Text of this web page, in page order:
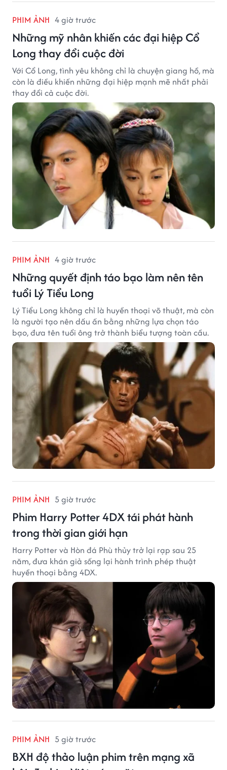
PHIM ẢNH 4 giờ trước
Những mỹ nhân khiến các đại hiệp Cổ
Long thay đổi cuộc đời
Với Cổ Long, tình yêu không chỉ là chuyện giang hồ, mà
còn là điều khiến những đại hiệp mạnh mẽ nhất phải
thay đổi cả cuộc đời.
PHIM ẢNH 4 giờ trước
Những quyết định táo bạo làm nên tên
tuổi Lý Tiểu Long
Lý Tiểu Long không chỉ là huyền thoại võ thuật, mà còn
là người tạo nên dấu ấn bằng những lựa chọn táo
bạo, đưa tên tuổi ông trở thành biểu tượng toàn cầu.
PHIM ẢNH 5 giờ trước
Phim Harry Potter 4DX tái phát hành
trong thời gian giới hạn
Harry Potter và Hòn đá Phù thủy trở lại rạp sau 25
năm, đưa khán giả sống lại hành trình phép thuật
huyền thoại bằng 4DX.
PHIM ẢNH 5 giờ trước
BXH độ thảo luận phim trên mạng xã